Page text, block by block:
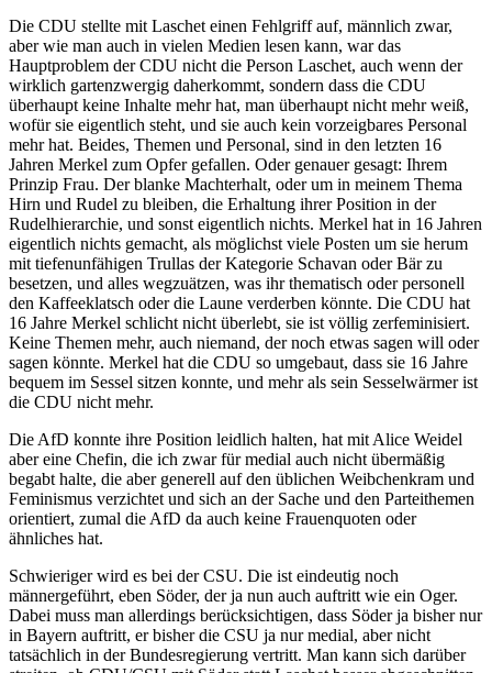
Die CDU stellte mit Laschet einen Fehlgriff auf, männlich zwar,
aber wie man auch in vielen Medien lesen kann, war das
Hauptproblem der CDU nicht die Person Laschet, auch wenn der
wirklich gartenzwergig daherkommt, sondern dass die CDU
überhaupt keine Inhalte mehr hat, man überhaupt nicht mehr weiß,
wofür sie eigentlich steht, und sie auch kein vorzeigbares Personal
mehr hat. Beides, Themen und Personal, sind in den letzten 16
Jahren Merkel zum Opfer gefallen. Oder genauer gesagt: Ihrem
Prinzip Frau. Der blanke Machterhalt, oder um in meinem Thema
Hirn und Rudel zu bleiben, die Erhaltung ihrer Position in der
Rudelhierarchie, und sonst eigentlich nichts. Merkel hat in 16 Jahren
eigentlich nichts gemacht, als möglichst viele Posten um sie herum
mit tiefenunfähigen Trullas der Kategorie Schavan oder Bär zu
besetzen, und alles wegzuätzen, was ihr thematisch oder personell
den Kaffeeklatsch oder die Laune verderben könnte. Die CDU hat
16 Jahre Merkel schlicht nicht überlebt, sie ist völlig zerfeminisiert.
Keine Themen mehr, auch niemand, der noch etwas sagen will oder
sagen könnte. Merkel hat die CDU so umgebaut, dass sie 16 Jahre
bequem im Sessel sitzen konnte, und mehr als sein Sesselwärmer ist
die CDU nicht mehr.
Die AfD konnte ihre Position leidlich halten, hat mit Alice Weidel
aber eine Chefin, die ich zwar für medial auch nicht übermäßig
begabt halte, die aber generell auf den üblichen Weibchenkram und
Feminismus verzichtet und sich an der Sache und den Parteithemen
orientiert, zumal die AfD da auch keine Frauenquoten oder
ähnliches hat.
Schwieriger wird es bei der CSU. Die ist eindeutig noch
männergeführt, eben Söder, der ja nun auch auftritt wie ein Oger.
Dabei muss man allerdings berücksichtigen, dass Söder ja bisher nur
in Bayern auftritt, er bisher die CSU ja nur medial, aber nicht
tatsächlich in der Bundesregierung vertritt. Man kann sich darüber